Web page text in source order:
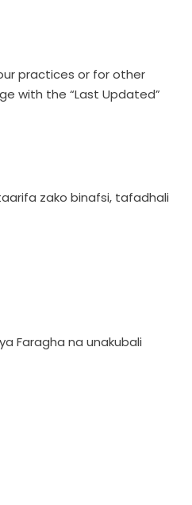
practices or for other
with the “Last Updated”
zako binafsi, tafadhali
Faragha na unakubali